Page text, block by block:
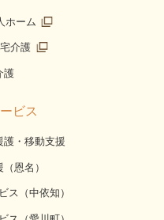
ホーム
介護
護
ビス
護・移動支援
恩名）
ス（中依知）